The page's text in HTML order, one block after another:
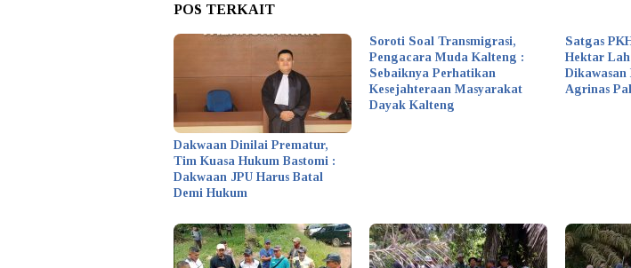
POS TERKAIT
Dakwaan Dinilai Prematur,
Tim Kuasa Hukum Bastomi :
Dakwaan JPU Harus Batal
Demi Hukum
Soroti Soal Transmigrasi,
Pengacara Muda Kalteng :
Sebaiknya Perhatikan
Kesejahteraan Masyarakat
Dayak Kalteng
Satgas
Hektar
Dikawasan
Agrinas